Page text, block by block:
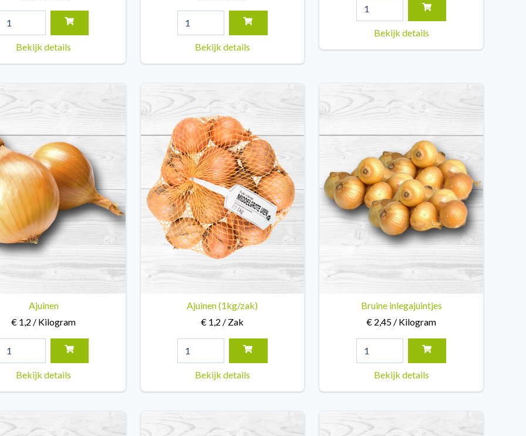
Bekijk details Bekijk details
Bekijk details
Ajuinen
€ 1,2 / Kilogram
Bekijk details
Ajuinen (1kg/zak)
€ 1,2 / Zak
Bekijk details
Bruine inlegajuintjes
€ 2,45 / Kilogram
Bekijk details